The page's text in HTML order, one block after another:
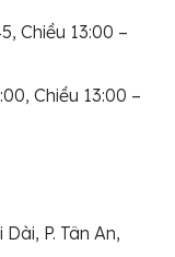
Chiều 13:00 –
Chiều 13:00 –
P. Tân An,